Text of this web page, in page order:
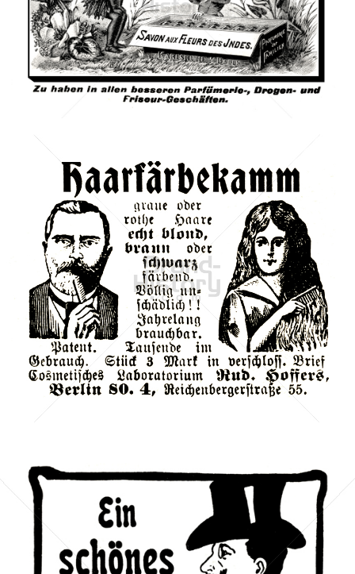
KALODERMA - F. WOLFF & SOHN, KARLSRUHE
Berlin Cosmetics GmbH & Co. KG
1902
Cosmetisches Laboratorium Rudolf Hoffers, Berlin
Cosmetisches Laboratorium Rudolf Hoffers, Berlin
1902